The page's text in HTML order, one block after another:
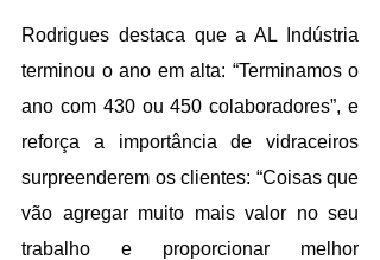
Rodrigues destaca que a AL Indústria
terminou o ano em alta: “Terminamos o
ano com 430 ou 450 colaboradores”, e
reforça a importância de vidraceiros
surpreenderem os clientes: “Coisas que
vão agregar muito mais valor no seu
trabalho e proporcionar melhor